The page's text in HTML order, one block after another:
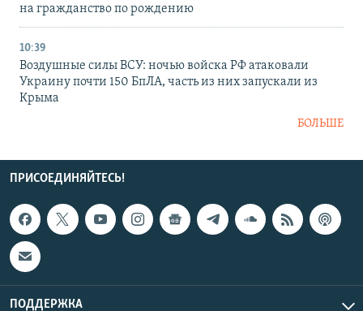
на гражданство по рождению
10:39
Воздушные силы ВСУ: ночью войска РФ атаковали
Украину почти 150 БпЛА, часть из них запускали из
Крыма
БОЛЬШЕ
ПРИСОЕДИНЯЙТЕСЬ!
ПОДДЕРЖКА